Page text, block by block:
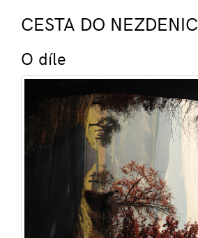
CESTA DO NEZDENIC
O díle